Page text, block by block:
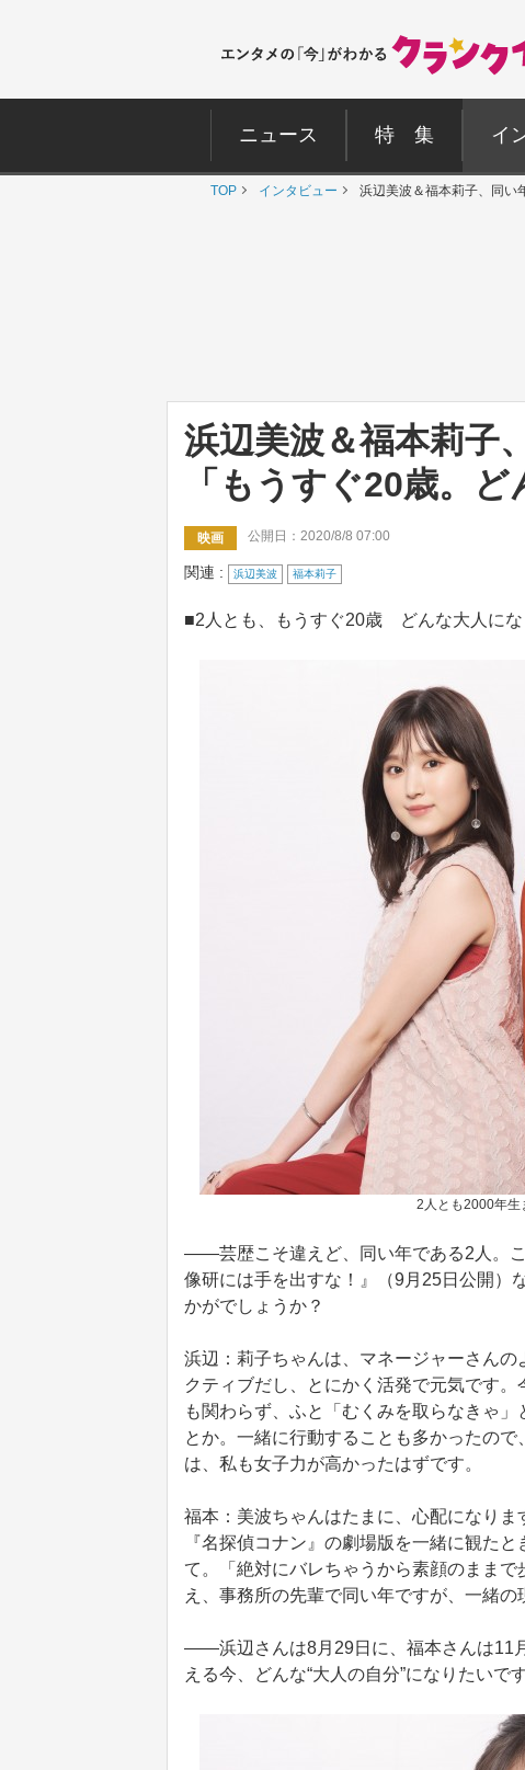
ニュース 特 集 イ
TOP インタビュー 浜辺美波＆福本莉子、同い
浜辺美波＆福本莉子
「もうすぐ20歳。
映画 公開日：2020/8/8 07:00
関連 : 浜辺美波 福本莉子
■2人とも、もうすぐ20歳 どんな大人にな
2人とも2000年
――芸歴こそ違えど、同い年である2人。
像研には手を出すな！』（9月25日公開）
かがでしょうか？
浜辺：莉子ちゃんは、マネージャーさん
クティブだし、とにかく活発で元気です
も関わらず、ふと「むくみを取らなきゃ
とか。一緒に行動することも多かったの
は、私も女子力が高かったはずです。
福本：美波ちゃんはたまに、心配になり
『名探偵コナン』の劇場版を一緒に観た
て。「絶対にバレちゃうから素顔のまま
え、事務所の先輩で同い年ですが、一緒の
――浜辺さんは8月29日に、福本さんは11
える今、どんな“大人の自分”になりたいで